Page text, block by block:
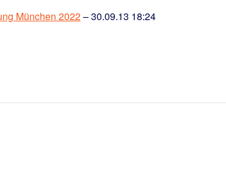
München 2022– 30.09.13 18:24